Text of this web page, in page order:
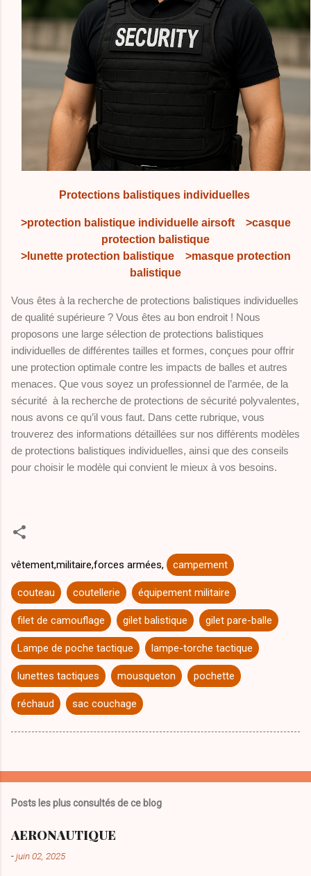
Protections balistiques individuelles
>protection balistique individuelle airsoft
>casque
protection balistique
>lunette protection balistique
>masque protection
balistique
Vous êtes à la recherche de protections balistiques individuelles
de qualité supérieure ? Vous êtes au bon endroit ! Nous
proposons une large sélection de protections balistiques
individuelles de différentes tailles et formes, conçues pour offrir
une protection optimale contre les impacts de balles et autres
menaces. Que vous soyez un professionnel de l’armée, de la
sécurité à la recherche de protections de sécurité polyvalentes,
nous avons ce qu’il vous faut. Dans cette rubrique, vous
trouverez des informations détaillées sur nos différents modèles
de protections balistiques individuelles, ainsi que des conseils
pour choisir le modèle qui convient le mieux à vos besoins.
vêtement,militaire,forces armées, campement
couteau coutellerie équipement militaire
filet de camouflage gilet balistique gilet pare-balle
Lampe de poche tactique lampe-torche tactique
lunettes tactiques mousqueton pochette
réchaud sac couchage
Posts les plus consultés de ce blog
AERONAUTIQUE
-juin 02, 2025